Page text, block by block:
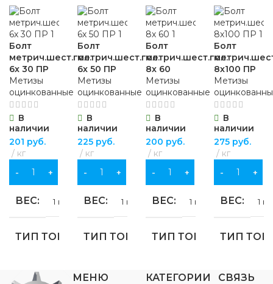
бытовых нужд
МАТЕРИАЛ
дерево металл
ОСОБЕННОСТИ
4 кг
ОСОБЕННОСТИ
0,4 кг
бытовых нужд
ВИД РАБОТ
универсальные
МАТЕРИАЛ
пластик стекло
ОСОБЕННОСТИ
ПВХ
ткань
прочности
Болт
метрич.шест.гол.
6х 30 ПР
Метизы
оцинкованные
В
наличии
201 руб.
кг
ВЕС 1 кг
ТИП ТОВАРА
Болт
метрич.шест.гол.
6х 50 ПР
Метизы
оцинкованные
В
наличии
225 руб.
кг
ВЕС 1 кг
ТИП ТОВАРА
Болт
метрич.шест.гол.
8х 60
Метизы
оцинкованные
В
наличии
200 руб.
кг
ВЕС 1 кг
ТИП ТОВАРА
Болт
8х100 ПР
Метизы
В
наличии
275 руб.
кг
ВЕС 1 кг
ТИП
МЕНЮ
КАТЕГОРИИ
СВЯЗЬ